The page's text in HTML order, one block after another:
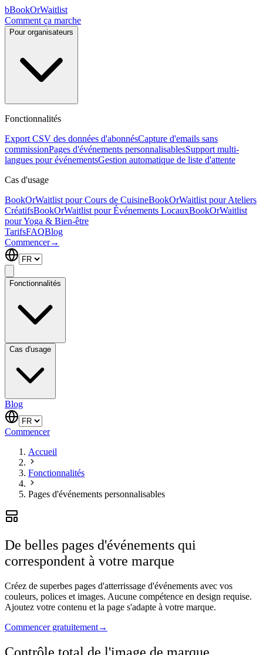
bBookOrWaitlist
Comment ça marche
Pour organisateurs
Fonctionnalités
Export CSV des données d'abonnésCapture d'emails sans
commissionPages d'événements personnalisablesSupport multi-
langues pour événementsGestion automatique de liste d'attente
Cas d'usage
BookOrWaitlist pour Cours de CuisineBookOrWaitlist pour Ateliers
CréatifsBookOrWaitlist pour Événements LocauxBookOrWaitlist
pour Yoga & Bien-être
TarifsFAQBlog
Commencer→
Fonctionnalités
Cas d'usage
Blog
Commencer
Accueil
Fonctionnalités
Pages d'événements personnalisables
De belles pages d'événements qui
correspondent à votre marque
Créez de superbes pages d'atterrissage d'événements avec vos
couleurs, polices et images. Aucune compétence en design requise.
Ajoutez votre contenu et la page s'adapte à votre marque.
Commencer gratuitement→
Contrôle total de l'image de marque